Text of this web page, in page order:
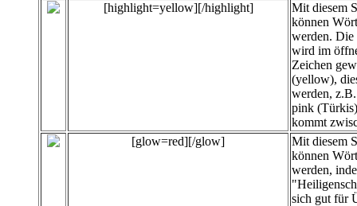
[highlight=yellow][/highlight]
Mit diesem
können
werden. Die
wird im
Zeichen
(yellow),
werden,
pink
kommt
[glow=red][/glow]
Mit diesem
können
werden,
sich gut für